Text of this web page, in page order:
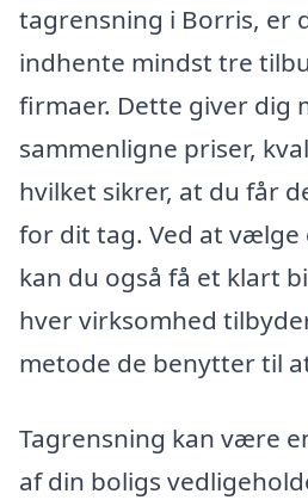
tagrensning i Borris, er
indhente mindst tre
firmaer. Dette giver dig
sammenligne priser,
hvilket sikrer, at du får
for dit tag. Ved at vælge
kan du også få et klart
hver virksomhed
metode de benytter til
Tagrensning kan være
af din boligs